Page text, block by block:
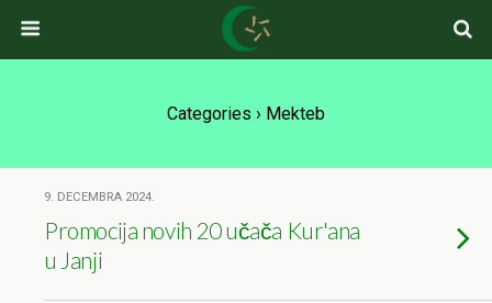
Categories › Mekteb
9. DECEMBRA 2024.
Promocija novih 20 učača Kur'ana
u Janji